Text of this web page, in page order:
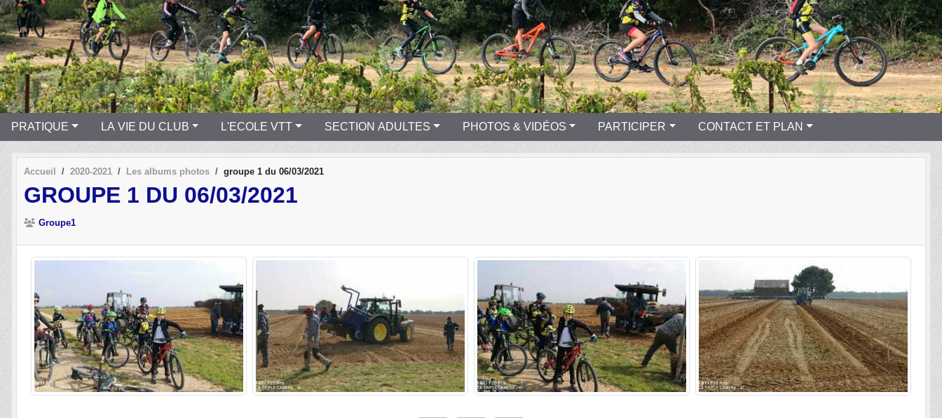
PRATIQUE LA VIE DU CLUB L'ECOLE VTT SECTION ADULTES PHOTOS & VIDÉOS PARTICIPER CONTACT ET PLAN
Accueil 2020-2021 Les albums photos groupe 1 du 06/03/2021
GROUPE 1 DU 06/03/2021
Groupe1